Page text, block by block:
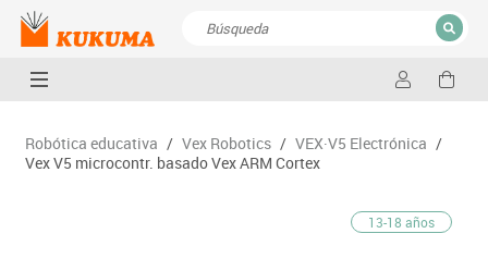
CERRAR
Robótica educativa / Vex Robotics / VEX·V5 Electrónica /
Vex V5 microcontr. basado Vex ARM Cortex
13-18 años